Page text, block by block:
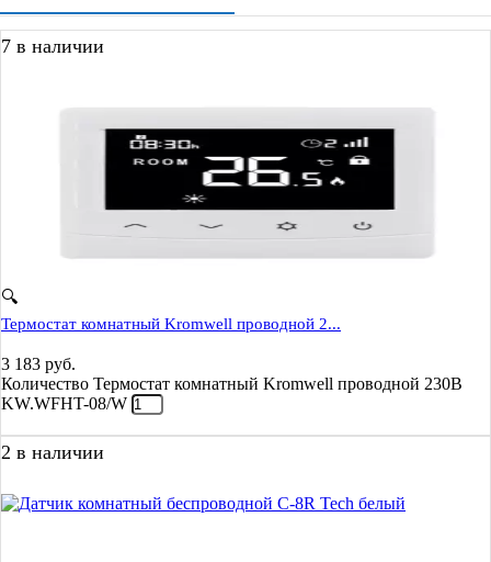
7 в наличии
🔍
Термостат комнатный Kromwell проводной 2...
3 183 руб.
Количество Термостат комнатный Kromwell проводной 230В
KW.WFHT-08/W
2 в наличии